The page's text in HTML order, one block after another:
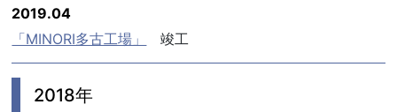
2019.04
「MINORI多古工場」
竣工
2018年